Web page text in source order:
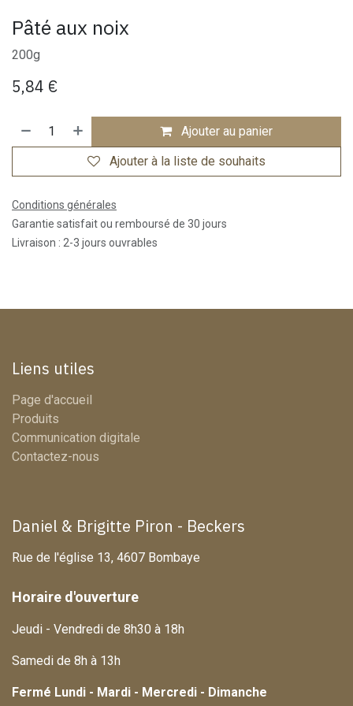
Pâté aux noix
200g
5,84 €
Ajouter au panier
Ajouter à la liste de souhaits
Conditions générales
Garantie satisfait ou remboursé de 30 jours
Livraison : 2-3 jours ouvrables
Liens utiles
Page d'accueil
Produits
Communication digitale
Contactez-nous
Daniel & Brigitte Piron - Beckers
Rue de l'église 13, 4607 Bombaye
Horaire d'ouverture
Jeudi - Vendredi de 8h30 à 18h
Samedi de 8h à 13h
Fermé Lundi - Mardi - Mercredi - Dimanche